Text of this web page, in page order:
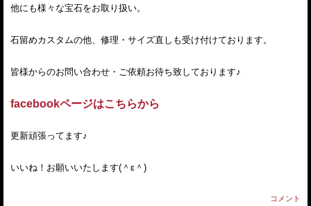
他にも様々な宝石をお取り扱い。
石留めカスタムの他、修理・サイズ直しも受け付けております。
皆様からのお問い合わせ・ご依頼お待ち致しております♪
facebookページはこちらから
更新頑張ってます♪
いいね！お願いいたします(＾ε＾)
コメント